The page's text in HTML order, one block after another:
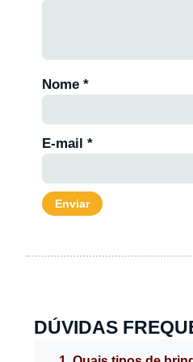
Nome *
E-mail *
DÚVIDAS